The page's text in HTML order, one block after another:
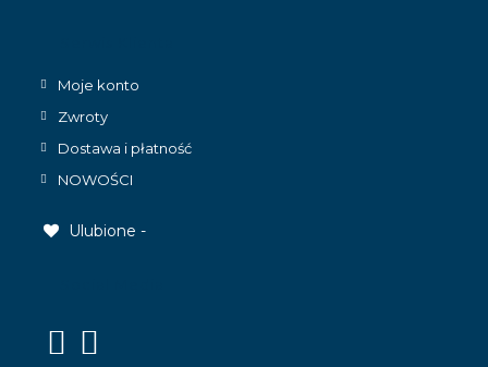
Moje konto
Zwroty
Dostawa i płatność
NOWOŚCI
Ulubione -